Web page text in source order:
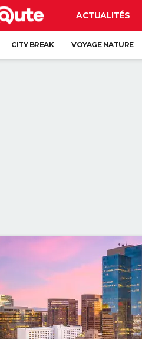
ACTUALITÉS
CITY BREAK VOYAGE NATURE